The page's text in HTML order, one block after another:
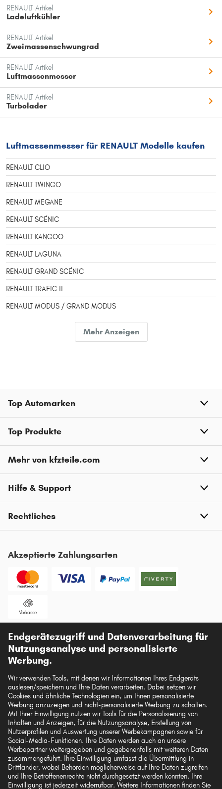
RENAULT Artikel
Ladeluftkühler
RENAULT Artikel
Zweimassenschwungrad
RENAULT Artikel
Luftmassenmesser
RENAULT Artikel
Turbolader
Luftmassenmesser für RENAULT Modelle kaufen
RENAULT CLIO
RENAULT TWINGO
RENAULT MEGANE
RENAULT SCÉNIC
RENAULT KANGOO
RENAULT LAGUNA
RENAULT GRAND SCÉNIC
RENAULT TRAFIC II
RENAULT MODUS / GRAND MODUS
RENAULT KANGOO / GRAND KANGOO
RENAULT KOLEOS
RENAULT TRAFIC
RENAULT 19
RENAULT MEGANE CC
Mehr Anzeigen
Top Automarken
Top Produkte
Mehr von kfzteile.com
Hilfe & Support
Rechtliches
Akzeptierte Zahlungsarten
Vorkasse
Unsere Versandpartner
Die hier dargestellten Daten, insbesondere die gesamte Datenbank, dürfen nicht
vervielfältigt werden. Die Vervielfältigung und Verbreitung der Daten und der
Datenbank ohne vorherige Einwilligung von TecAlliance und/oder die
Einbeziehung Dritter in solche Aktivitäten ist streng verboten. Jegliche
unautorisierte Nutzung von Inhalten stellt eine Verletzung des Urheberrechts dar
und kann rechtliche Schritte nach sich ziehen.
Vertrag widerrufen
Endgerätezugriff und Datenverarbeitung für
Nutzungsanalyse und personalisierte
Werbung.
Wir verwenden Tools, mit denen wir Informationen Ihres Endgeräts
auslesen/speichern und Ihre Daten verarbeiten. Dabei setzen wir
Cookies und ähnliche Technologien ein, um Ihnen personalisierte
Werbung anzuzeigen und nicht-personalisierte Werbung zu schalten.
Mit Ihrer Einwilligung nutzen wir Tools für die Personalisierung von
Inhalten und Anzeigen, für die Nutzungsanalyse, Erstellung von
Nutzerprofilen und Auswertung unserer Werbekampagnen sowie für
Social-Media-Funktionen. Ihre Daten werden auch an unsere
Werbepartner weitergegeben und gegebenenfalls mit weiteren Daten
zusammengeführt. Ihre Einwilligung umfasst die Übermittlung in
Drittländer, wobei Behörden möglicherweise auf Ihre Daten zugreifen
und Ihre Betroffenenrechte nicht durchgesetzt werden könnten. Ihre
Einwilligung ist jederzeit widerrufbar. Weitere Informationen finden Sie